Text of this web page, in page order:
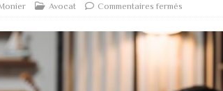
Avocat Commentaires fermés